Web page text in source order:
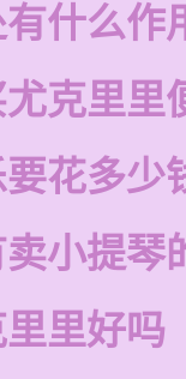
什么作
克里里
花多少
小提琴
里好吗